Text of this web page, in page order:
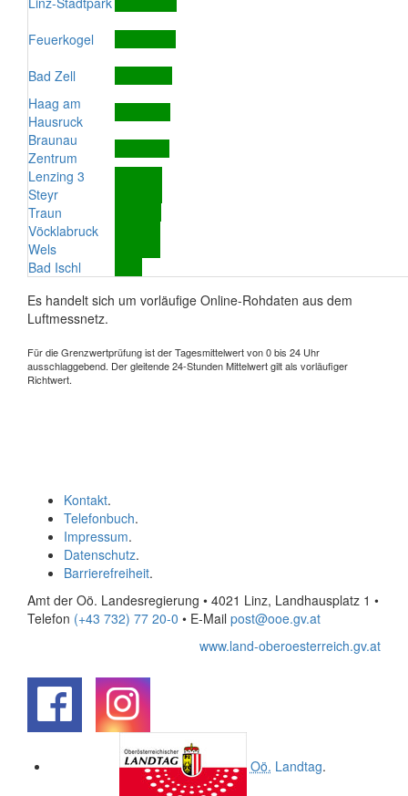
Feuerkogel
Bad Zell
Haag am
Hausruck
Braunau
Zentrum
Lenzing 3
Steyr
Traun
Vöcklabruck
Wels
Bad Ischl
Es handelt sich um vorläufige Online-Rohdaten aus dem
Luftmessnetz.
Für die Grenzwertprüfung ist der Tagesmittelwert von 0 bis 24 Uhr
ausschlaggebend. Der gleitende 24-Stunden Mittelwert gilt als vorläufiger
Richtwert.
Kontakt.
Telefonbuch.
Impressum.
Datenschutz.
Barrierefreiheit.
Amt der Oö. Landesregierung • 4021 Linz, Landhausplatz 1 •
Telefon (+43 732) 77 20-0 • E-Mail post@ooe.gv.at
www.land-oberoesterreich.gv.at
Oö. Landtag.